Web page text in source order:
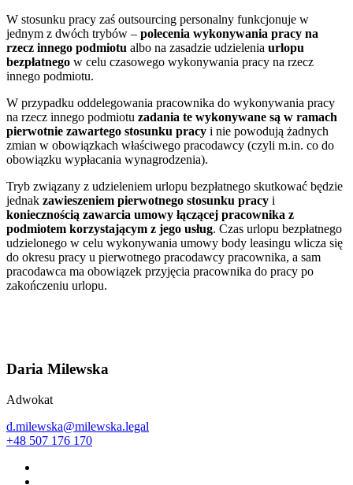
W stosunku pracy zaś outsourcing personalny funkcjonuje w
jednym z dwóch trybów – polecenia wykonywania pracy na
rzecz innego podmiotu albo na zasadzie udzielenia urlopu
bezpłatnego w celu czasowego wykonywania pracy na rzecz
innego podmiotu.
W przypadku oddelegowania pracownika do wykonywania pracy
na rzecz innego podmiotu zadania te wykonywane są w ramach
pierwotnie zawartego stosunku pracy i nie powodują żadnych
zmian w obowiązkach właściwego pracodawcy (czyli m.in. co do
obowiązku wypłacania wynagrodzenia).
Tryb związany z udzieleniem urlopu bezpłatnego skutkować będzie
jednak zawieszeniem pierwotnego stosunku pracy i
koniecznością zawarcia umowy łączącej pracownika z
podmiotem korzystającym z jego usług. Czas urlopu bezpłatnego
udzielonego w celu wykonywania umowy body leasingu wlicza się
do okresu pracy u pierwotnego pracodawcy pracownika, a sam
pracodawca ma obowiązek przyjęcia pracownika do pracy po
zakończeniu urlopu.
Daria Milewska
Adwokat
d.milewska@milewska.legal
+48 507 176 170